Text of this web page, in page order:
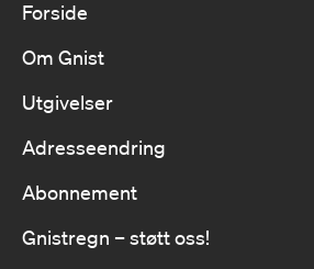
Forside
Om Gnist
Utgivelser
Adresseendring
Abonnement
Gnistregn – støtt oss!